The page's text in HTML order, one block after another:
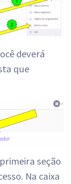
deverá
que
seção
Na caixa